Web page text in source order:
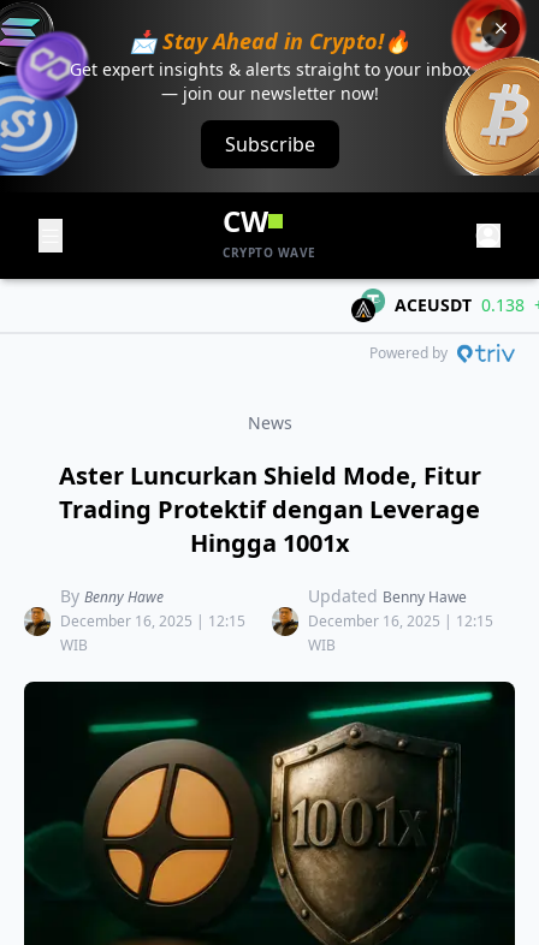
📩 Stay Ahead in Crypto!🔥
Get expert insights & alerts straight to your inbox
— join our newsletter now!
Subscribe
CW
CRYPTO WAVE
ACEUSDT 0.138
Powered by
News
Aster Luncurkan Shield Mode, Fitur
Trading Protektif dengan Leverage
Hingga 1001x
By Benny Hawe
December 16, 2025 | 12:15
WIB
Updated Benny Hawe
December 16, 2025 | 12:15
WIB